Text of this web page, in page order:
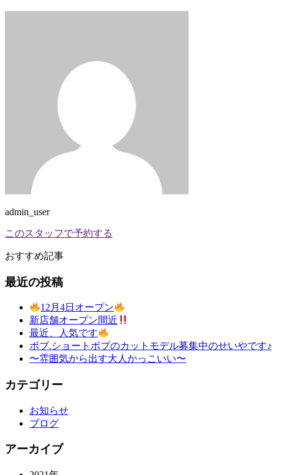
admin_user
このスタッフで予約する
おすすめ記事
最近の投稿
12月4日オープン
新店舗オープン間近
最近、人気です
ボブ.ショートボブのカットモデル募集中のせいやです♪
〜雰囲気から出す大人かっこいい〜
カテゴリー
お知らせ
ブログ
アーカイブ